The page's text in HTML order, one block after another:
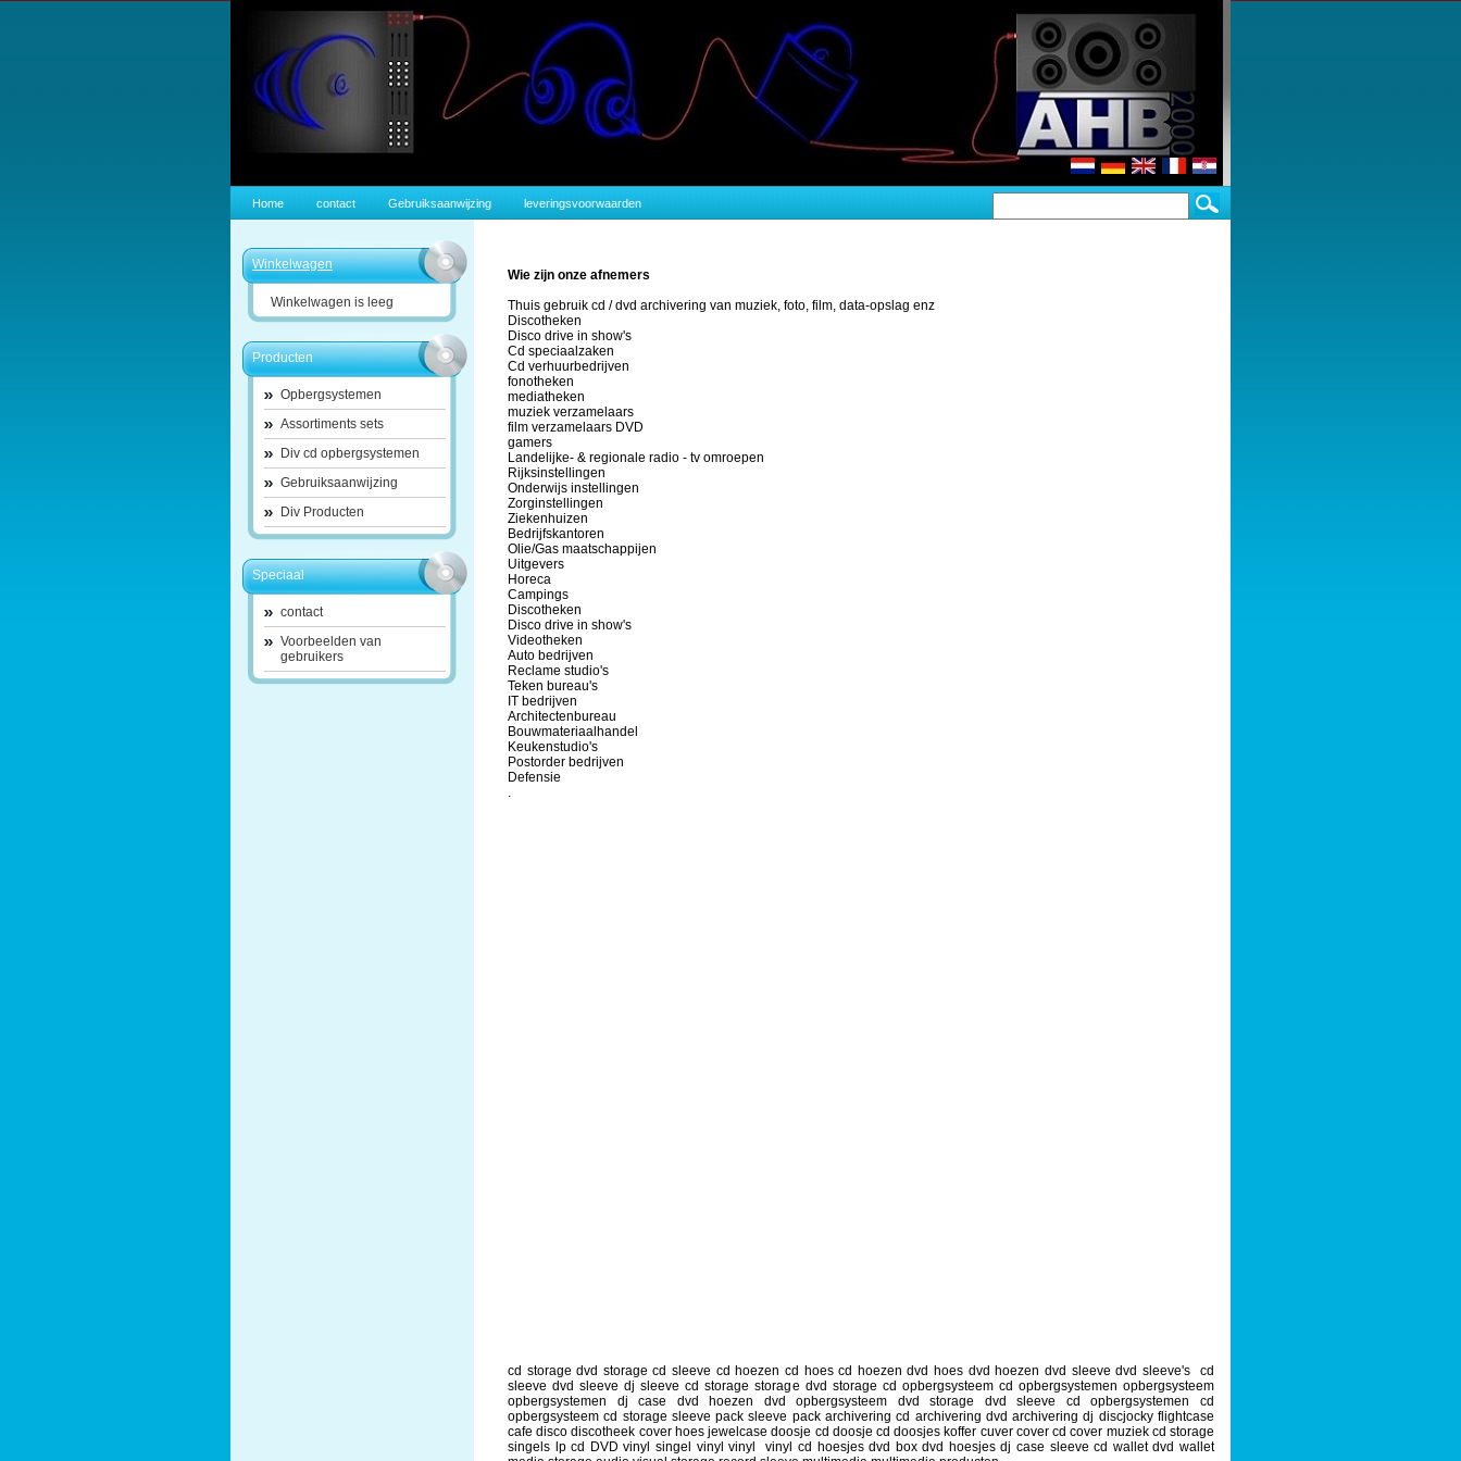
Home contact Gebruiksaanwijzing leveringsvoorwaarden
Winkelwagen
Winkelwagen is leeg
Producten
Opbergsystemen
Assortiments sets
Div cd opbergsystemen
Gebruiksaanwijzing
Div Producten
Speciaal
contact
Voorbeelden van
gebruikers
Wie zijn onze afnemers
Thuis gebruik cd / dvd archivering van muziek, foto, film, data-opslag enz
Discotheken
Disco drive in show's
Cd speciaalzaken
Cd verhuurbedrijven
fonotheken
mediatheken
muziek verzamelaars
film verzamelaars DVD
gamers
Landelijke- & regionale radio - tv omroepen
Rijksinstellingen
Onderwijs instellingen
Zorginstellingen
Ziekenhuizen
Bedrijfskantoren
Olie/Gas maatschappijen
Uitgevers
Horeca
Campings
Discotheken
Disco drive in show's
Videotheken
Auto bedrijven
Reclame studio's
Teken bureau's
IT bedrijven
Architectenbureau
Bouwmateriaalhandel
Keukenstudio's
Postorder bedrijven
Defensie
.
cd storage dvd storage cd sleeve cd hoezen cd hoes cd hoezen dvd hoes dvd hoezen dvd sleeve dvd sleeve's cd
sleeve dvd sleeve dj sleeve cd storage storage dvd storage cd opbergsysteem cd opbergsystemen opbergsysteem
opbergsystemen dj case dvd hoezen dvd opbergsysteem dvd storage dvd sleeve cd opbergsystemen cd
opbergsysteem cd storage sleeve pack sleeve pack archivering cd archivering dvd archivering dj discjocky flightcase
cafe disco discotheek cover hoes jewelcase doosje cd doosje cd doosjes koffer cuver cover cd cover muziek cd storage
singels lp cd DVD vinyl singel vinyl vinyl vinyl cd hoesjes dvd box dvd hoesjes dj case sleeve cd wallet dvd wallet